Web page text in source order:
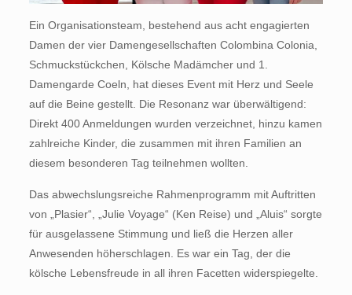
Ein Organisationsteam, bestehend aus acht engagierten
Damen der vier Damengesellschaften Colombina Colonia,
Schmuckstückchen, Kölsche Madämcher und 1.
Damengarde Coeln, hat dieses Event mit Herz und Seele
auf die Beine gestellt. Die Resonanz war überwältigend:
Direkt 400 Anmeldungen wurden verzeichnet, hinzu kamen
zahlreiche Kinder, die zusammen mit ihren Familien an
diesem besonderen Tag teilnehmen wollten.
Das abwechslungsreiche Rahmenprogramm mit Auftritten
von „Plasier“, „Julie Voyage“ (Ken Reise) und „Aluis“ sorgte
für ausgelassene Stimmung und ließ die Herzen aller
Anwesenden höherschlagen. Es war ein Tag, der die
kölsche Lebensfreude in all ihren Facetten widerspiegelte.